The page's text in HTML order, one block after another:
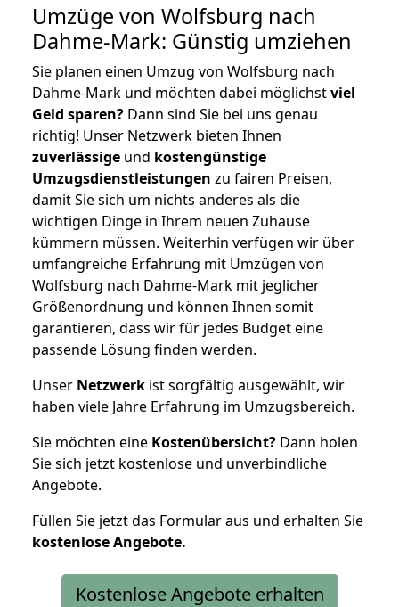
Umzüge von Wolfsburg nach
Dahme-Mark: Günstig umziehen
Sie planen einen Umzug von Wolfsburg nach
Dahme-Mark und möchten dabei möglichstviel
Geld sparen? Dann sind Sie bei uns genau
richtig! Unser Netzwerk bieten Ihnen
zuverlässige und kostengünstige
Umzugsdienstleistungen zu fairen Preisen,
damit Sie sich um nichts anderes als die
wichtigen Dinge in Ihrem neuen Zuhause
kümmern müssen. Weiterhin verfügen wir über
umfangreiche Erfahrung mit Umzügen von
Wolfsburg nach Dahme-Mark mit jeglicher
Größenordnung und können Ihnen somit
garantieren, dass wir für jedes Budget eine
passende Lösung finden werden.
Unser Netzwerk ist sorgfältig ausgewählt, wir
haben viele Jahre Erfahrung im Umzugsbereich.
Sie möchten eine Kostenübersicht? Dann holen
Sie sich jetzt kostenlose und unverbindliche
Angebote.
Füllen Sie jetzt das Formular aus und erhalten Sie
kostenloseAngebote.
Kostenlose Angebote erhalten